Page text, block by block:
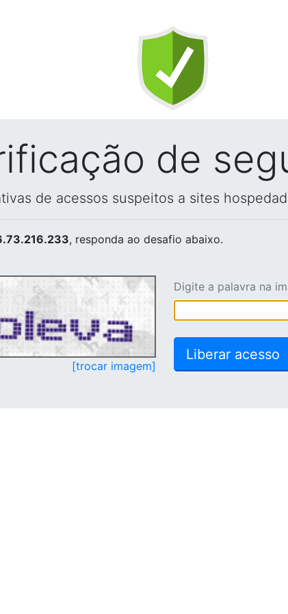
de
de acessos suspeitos a sites
, responda ao desafio abaixo.
[trocar imagem]
Digite a palavra na